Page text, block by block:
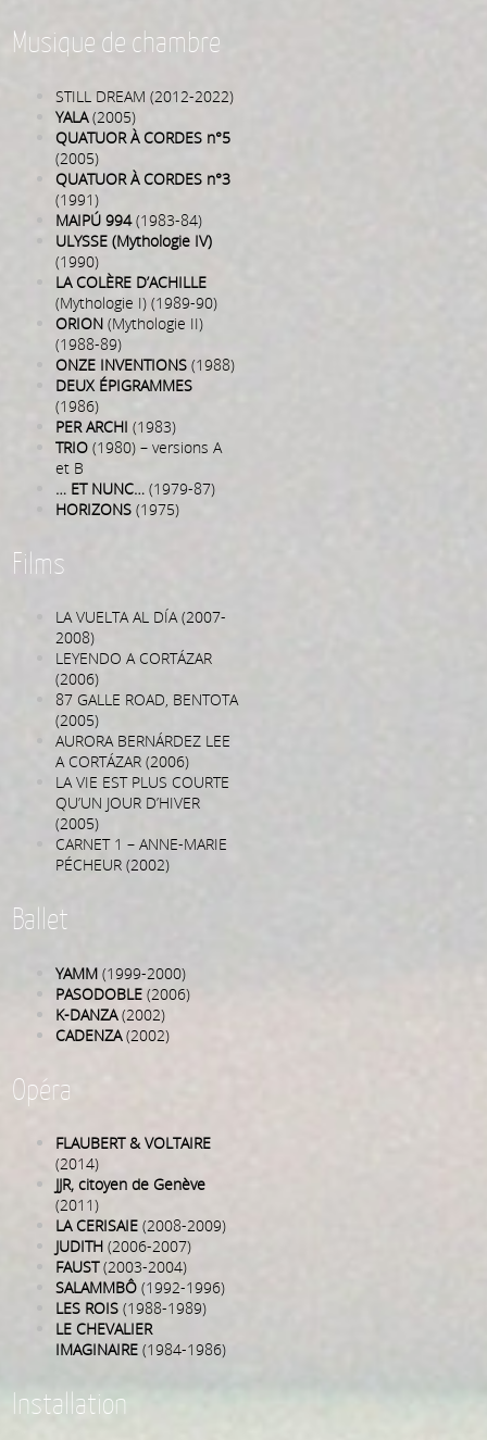
Musique de chambre
STILL DREAM (2012-2022)
YALA(2005)
QUATUOR À CORDES n°5
(2005)
QUATUOR À CORDES n°3
(1991)
MAIPÚ 994(1983-84)
ULYSSE (Mythologie IV)
(1990)
LA COLÈRE D’ACHILLE
(Mythologie I) (1989-90)
ORION (Mythologie II)
(1988-89)
ONZE INVENTIONS (1988)
DEUX ÉPIGRAMMES
(1986)
PER ARCHI (1983)
TRIO (1980) – versions A
et B
… ET NUNC… (1979-87)
HORIZONS (1975)
Films
LA VUELTA AL DÍA (2007-
2008)
LEYENDO A CORTÁZAR
(2006)
87 GALLE ROAD, BENTOTA
(2005)
AURORA BERNÁRDEZ LEE
A CORTÁZAR (2006)
LA VIE EST PLUS COURTE
QU’UN JOUR D’HIVER
(2005)
CARNET 1 – ANNE-MARIE
PÉCHEUR (2002)
Ballet
YAMM (1999-2000)
PASODOBLE (2006)
K-DANZA(2002)
CADENZA(2002)
Opéra
FLAUBERT & VOLTAIRE
(2014)
JJR, citoyen de Genève
(2011)
LA CERISAIE (2008-2009)
JUDITH (2006-2007)
FAUST(2003-2004)
SALAMMBÔ (1992-1996)
LES ROIS (1988-1989)
LE CHEVALIER
IMAGINAIRE (1984-1986)
Installation